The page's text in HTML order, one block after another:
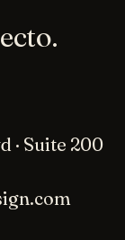
· Suite 200